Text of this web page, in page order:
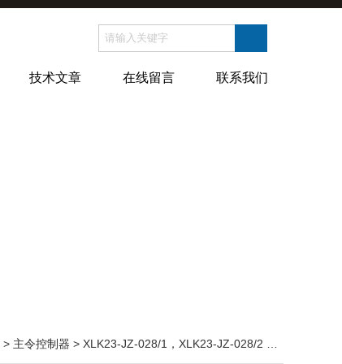
技术文章 在线留言 联系我们
> 主令控制器 > XLK23-JZ-028/1，XLK23-JZ-028/2 无触点主令控制器